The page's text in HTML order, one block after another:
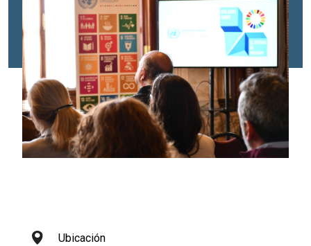
Ubicación